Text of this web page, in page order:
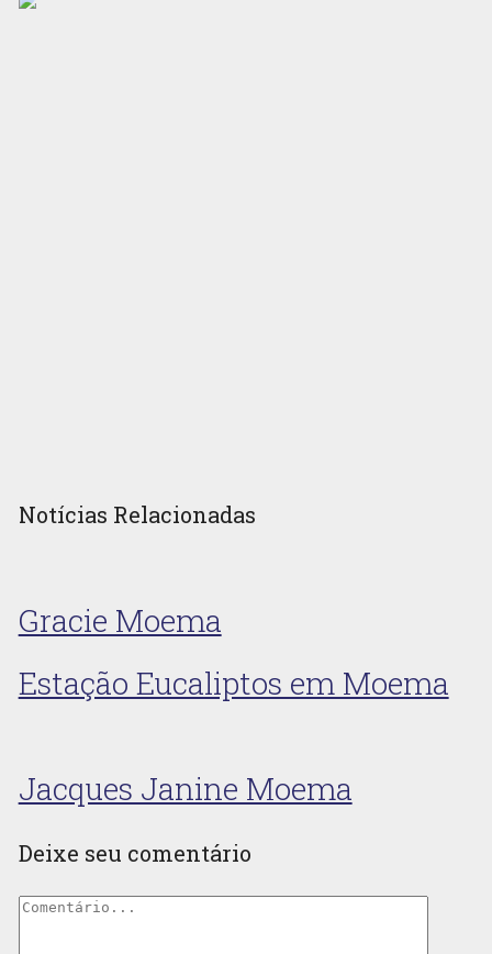
Notícias Relacionadas
Gracie Moema
Estação Eucaliptos em Moema
Jacques Janine Moema
Deixe seu comentário